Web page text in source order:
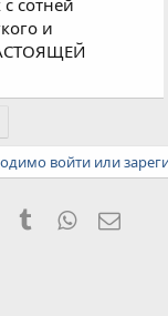
сотней
и
войти или
PinterestTumblrWhatsApp